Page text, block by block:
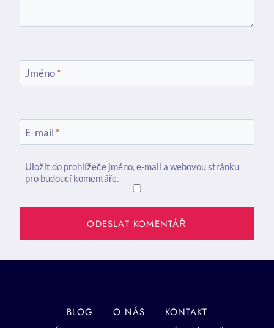
Jméno*
E-mail *
Uložit do prohlížeče jméno, e-mail a webovou stránku
pro budoucí komentáře.
BLOG O NÁS
KONTAKT